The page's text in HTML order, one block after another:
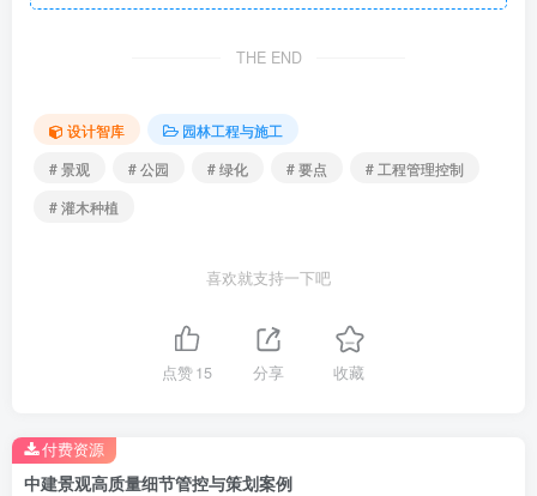
灌木种植过程要求.png
沥青路面铺装工艺.png
THE END
设计智库
园林工程与施工
# 景观
# 公园 # 绿化 # 要点
# 工程管理控制
# 灌木种植
喜欢就支持一下吧
点赞15 分享 收藏
中建景观高质量细节管控与策划案例
付费资源